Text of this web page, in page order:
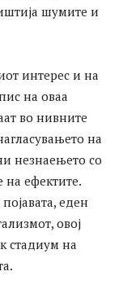
шумите и
интерес и на
на оваа
во нивните
на
незнаењето со
ефектите.
еден
овој
стадиум на